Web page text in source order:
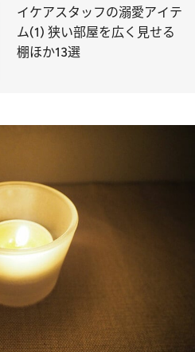
イケアスタッフの溺愛アイテ
ム(1) 狭い部屋を広く見せる
棚ほか13選